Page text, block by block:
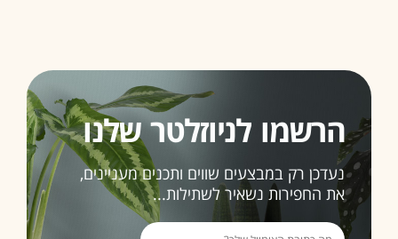
הרשמו לניוזלטר שלנו
נעדכן רק במבצעים שווים ותכנים מעניינים,
את החפירות נשאיר לשתילות...